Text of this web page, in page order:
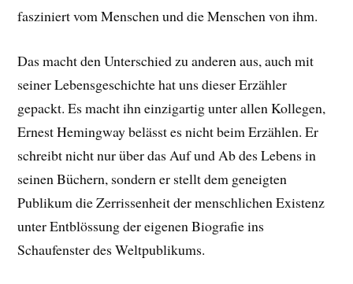
fasziniert vom Menschen und die Menschen von ihm.
Das macht den Unterschied zu anderen aus, auch mit
seiner Lebensgeschichte hat uns dieser Erzähler
gepackt. Es macht ihn einzigartig unter allen Kollegen,
Ernest Hemingway belässt es nicht beim Erzählen. Er
schreibt nicht nur über das Auf und Ab des Lebens in
seinen Büchern, sondern er stellt dem geneigten
Publikum die Zerrissenheit der menschlichen Existenz
unter Entblössung der eigenen Biografie ins
Schaufenster des Weltpublikums.